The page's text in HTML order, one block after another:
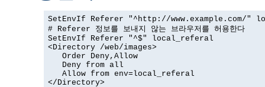
SetEnvIf Referer "^http://www.example.com/"
# Referer 정보를 보내지 않는 브라우저를 허용한다
SetEnvIf Referer "^$" local_referal
<Directory /web/images>
   Order Deny,Allow
   Deny from all
   Allow from env=local_referal
</Directory>